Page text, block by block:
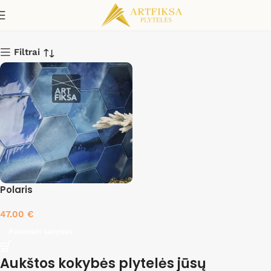
Ocean
Filtrai
Polaris
47.00 €
Aukštos kokybės plytelės jūsų